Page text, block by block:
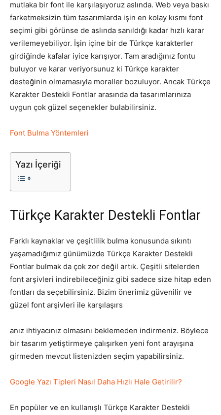
SEO,
SEM,
UI/UX
mutlaka bir font ile karşılaşıyoruz aslında. Web veya baskı
farketmeksizin tüm tasarımlarda işin en kolay kısmı font
seçimi gibi görünse de aslında sanıldığı kadar hızlı karar
verilemeyebiliyor. İşin içine bir de Türkçe karakterler
girdiğinde kafalar iyice karışıyor. Tam aradığınız fontu
buluyor ve karar veriyorsunuz ki Türkçe karakter
desteğinin olmamasıyla moraller bozuluyor. Ancak Türkçe
Karakter Destekli Fontlar arasında da tasarımlarınıza
uygun çok güzel seçenekler bulabilirsiniz.
Font Bulma Yöntemleri
Yazı İçeriği
Türkçe Karakter Destekli Fontlar
Farklı kaynaklar ve çeşitlilik bulma konusunda sıkıntı
yaşamadığımız günümüzde Türkçe Karakter Destekli
Fontlar bulmak da çok zor değil artık. Çeşitli sitelerden
font arşivleri indirebileceğiniz gibi sadece size hitap eden
fontları da seçebilirsiniz. Bizim önerimiz güvenilir ve
güzel font arşivleri ile karşılaşırs
anız ihtiyacınız olmasını beklemeden indirmeniz. Böylece
bir tasarım yetiştirmeye çalışırken yeni font arayışına
girmeden mevcut listenizden seçim yapabilirsiniz.
Google Yazı Tipleri Nasıl Daha Hızlı Hale Getirilir?
En popüler ve en kullanışlı Türkçe Karakter Destekli